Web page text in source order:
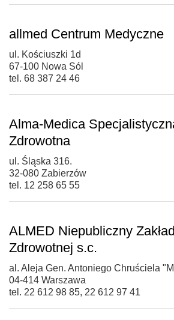
allmed Centrum Medyczne
ul. Kościuszki 1d
67-100 Nowa Sól
tel. 68 387 24 46
Alma-Medica
Zdrowotna
ul. Śląska 316.
32-080 Zabierzów
tel. 12 258 65 55
ALMED Niepubliczny
Zdrowotnej s.c.
al. Aleja Gen. Antoniego Chruściela
04-414 Warszawa
tel. 22 612 98 85, 22 612 97 41